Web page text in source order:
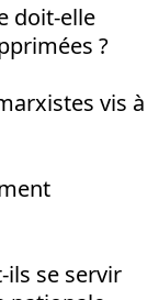
doit-elle
?
vis à
se servir